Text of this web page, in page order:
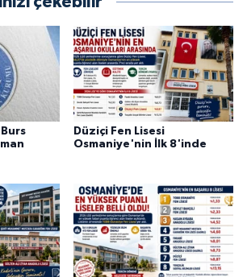
Düziçi Fen Lisesi
Osmaniye'nin İlk 8'inde